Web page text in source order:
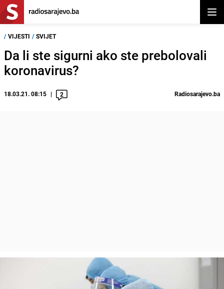
/ VIJESTI / SVIJET
Da li ste sigurni ako ste prebolovali
koronavirus?
18.03.21. 08:15 2 Radiosarajevo.ba